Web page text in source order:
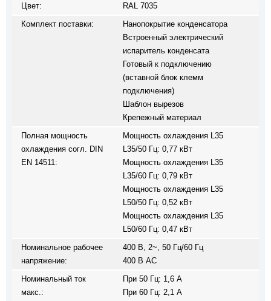
Цвет:
RAL 7035
Комплект поставки:
Нанопокрытие конденсатора
Встроенный электрический
испаритель конденсата
Готовый к подключению
(вставной блок клемм
подключения)
Шаблон вырезов
Крепежный материал
Полная мощность
охлаждения согл. DIN
EN 14511:
Мощность охлаждения L35
L35/50 Гц: 0,77 кВт
Мощность охлаждения L35
L35/60 Гц: 0,79 кВт
Мощность охлаждения L35
L50/50 Гц: 0,52 кВт
Мощность охлаждения L35
L50/60 Гц: 0,47 кВт
Номинальное рабочее
напряжение:
400 В, 2~, 50 Гц/60 Гц
400 В AC
Номинальный ток
макс.:
При 50 Гц: 1,6 A
При 60 Гц: 2,1 A